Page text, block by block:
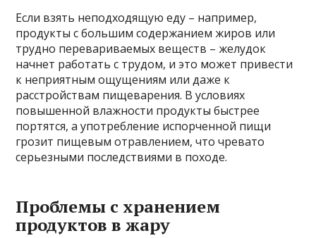
Если взять неподходящую еду – например,
продукты с большим содержанием жиров или
трудно перевариваемых веществ – желудок
начнет работать с трудом, и это может привести
к неприятным ощущениям или даже к
расстройствам пищеварения. В условиях
повышенной влажности продукты быстрее
портятся, а употребление испорченной пищи
грозит пищевым отравлением, что чревато
серьезными последствиями в походе.
Проблемы с хранением
продуктов в жару